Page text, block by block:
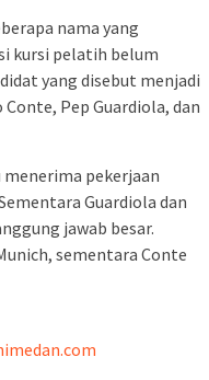
nama yang
kursi pelatih belum
yang disebut menjadi
Pep Guardiola, dan
pekerjaan
Guardiola dan
jawab besar.
sementara Conte